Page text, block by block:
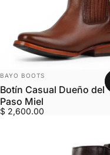
MARCA:
BAYO BOOTS
Botín Casual Dueño del
Paso Miel
$ 2,600.00